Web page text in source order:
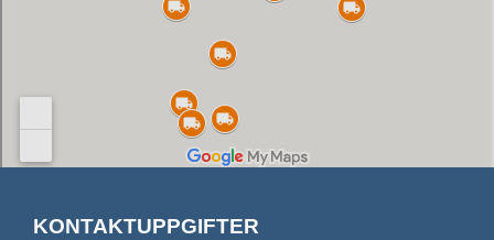
KONTAKTUPPGIFTER